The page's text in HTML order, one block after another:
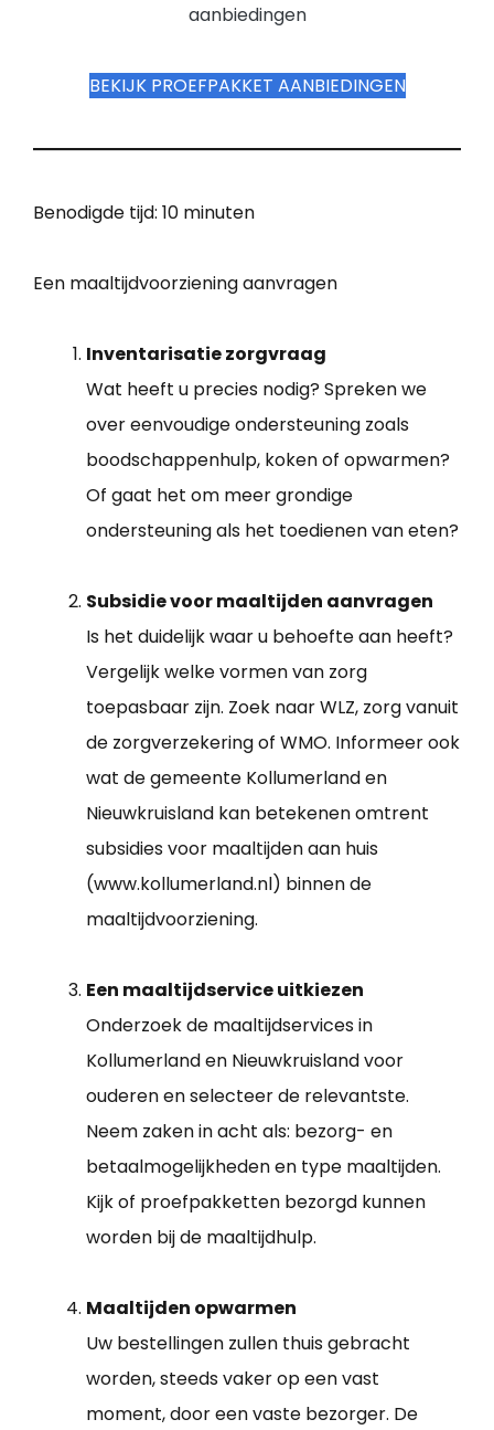
aanbiedingen
BEKIJK PROEFPAKKET AANBIEDINGEN
Benodigde tijd: 10 minuten
Een maaltijdvoorziening aanvragen
Inventarisatie zorgvraag
Wat heeft u precies nodig? Spreken we
over eenvoudige ondersteuning zoals
boodschappenhulp, koken of opwarmen?
Of gaat het om meer grondige
ondersteuning als het toedienen van eten?
Subsidie voor maaltijden aanvragen
Is het duidelijk waar u behoefte aan heeft?
Vergelijk welke vormen van zorg
toepasbaar zijn. Zoek naar WLZ, zorg vanuit
de zorgverzekering of WMO. Informeer ook
wat de gemeente Kollumerland en
Nieuwkruisland kan betekenen omtrent
subsidies voor maaltijden aan huis
(www.kollumerland.nl) binnen de
maaltijdvoorziening.
Een maaltijdservice uitkiezen
Onderzoek de maaltijdservices in
Kollumerland en Nieuwkruisland voor
ouderen en selecteer de relevantste.
Neem zaken in acht als: bezorg- en
betaalmogelijkheden en type maaltijden.
Kijk of proefpakketten bezorgd kunnen
worden bij de maaltijdhulp.
Maaltijden opwarmen
Uw bestellingen zullen thuis gebracht
worden, steeds vaker op een vast
moment, door een vaste bezorger. De